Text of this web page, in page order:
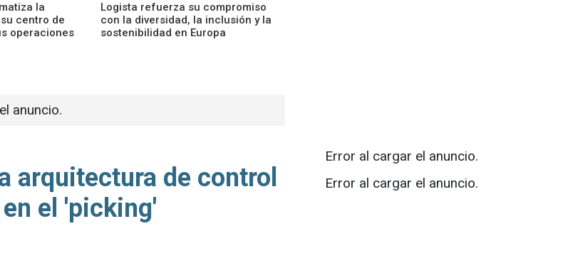
la
centro de
operaciones
Logista refuerza su compromiso
con la diversidad, la inclusión y la
sostenibilidad en Europa
anuncio.
arquitectura de control
el 'picking'
Error al cargar el anuncio.
Error al cargar el anuncio.